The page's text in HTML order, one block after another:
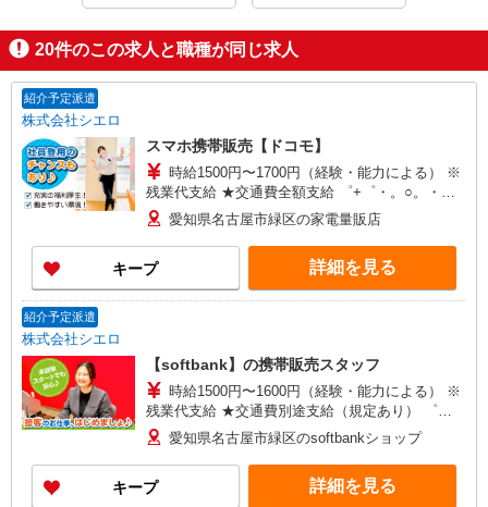
20件のこの求人と職種が同じ求人
紹介予定派遣
株式会社シエロ
スマホ携帯販売【ドコモ】
時給1500円〜1700円（経験・能力による） ※
残業代支給 ★交通費全額支給 ゜+゜・。○。・゜
+゜・。○。・゜+゜ 入社祝い金10万円支給(規定
有) お友達を紹介頂くと, インセンティブ支給(規定
有) ★月2回払い・週払い可能（規程有）★ ゜・。
○。・゜+゜・。○。・゜+゜
愛知県名古屋市緑区の家電量販店
キープ 詳細を見る
紹介予定派遣
株式会社シエロ
【softbank】の携帯販売スタッフ
時給1500円〜1600円（経験・能力による） ※
残業代支給 ★交通費別途支給（規定あり） ゜
+゜・。○。・゜+゜・。○。・゜+゜ 入社祝い金10
万円支給(規定有) お友達を紹介頂くと, インセンテ
ィブ支給(規定有) ★月2回払い・週払い可能（規程
有）★ ゜・。○。・゜+゜・。○。・゜+゜
愛知県名古屋市緑区のsoftbankショップ
キープ 詳細を見る